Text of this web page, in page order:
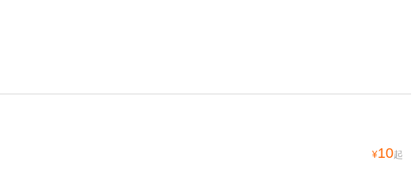
¥10起